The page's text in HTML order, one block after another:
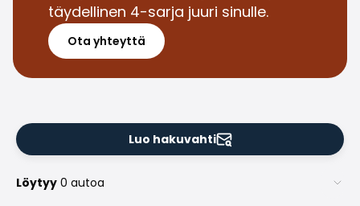
Saka Finland Oy
Hallinto
Ostotiimi
Yhteydenotto
Medialle
Kokemuksia Sakasta
täydellinen 4-sarja juuri sinulle.
Ota yhteyttä
Luo hakuvahti
Löytyy 0 autoa